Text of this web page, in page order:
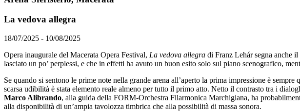
La vedova allegra
18/07/2025 - 10/08/2025
Opera inaugurale del Macerata Opera Festival, La vedova allegra di Franz Lehár segna anche
lasciato un po’ perplessi, e che in effetti ha avuto un buon esito solo sul piano scenografico,
Se quando si sentono le prime note nella grande arena all’aperto la prima impressione è
scarsa udibilità è stata elemento reale almeno per tutto il primo atto. Netto il contrasto tra i
Marco Alibrando, alla guida della FORM-Orchestra Filarmonica Marchigiana, ha
alla disponibilità di un’ampia tavolozza timbrica che alla possibilità di massa sonora.